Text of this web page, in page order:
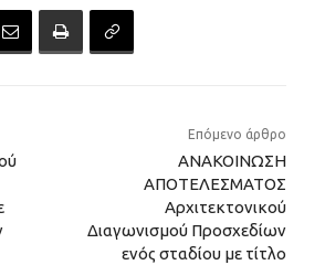
Επόμενο άρθρο
ΑΝΑΚΟΙΝΩΣΗ
ΑΠΟΤΕΛΕΣΜΑΤΟΣ
Αρχιτεκτονικού
Διαγωνισμού Προσχεδίων
ενός σταδίου με τίτλο